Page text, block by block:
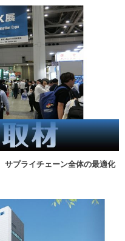
サプライチェーン全体の最適化